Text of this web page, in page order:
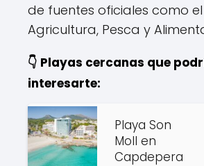
de fuentes oficiales como el
Agricultura, Pesca y
👇 Playas cercanas que
interesarte:
Playa Son
Moll en
Capdepera